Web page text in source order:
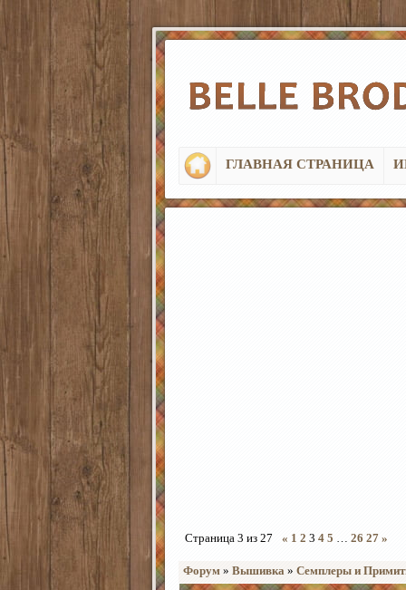
ГЛАВНАЯ СТРАНИЦА
Страница 3 из 27 « 1 2 3 4 5 … 26 27 »
Форум » Вышивка » Семплеры и